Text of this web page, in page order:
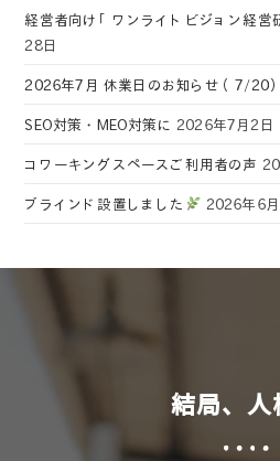
経営者向け「ワンライトビジョン経営
28日
2026年7月 休業日のお知らせ（7/20）
SEO対策・MEO対策に 2026年7月2日
コワーキングスペースご利用者の声
ブラインド設置しました 2026年6月
結局、人